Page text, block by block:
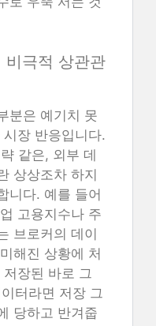
비극적 상관관
분은 예기치 못
장 반응입니다.
같은, 외부 데
상상조차 하지
니다. 예를 들어
고용지수나 주
브로커의 데이
해진 상황에 처
장된 바로 그
터라면 저장 그
당하고 반겨줍